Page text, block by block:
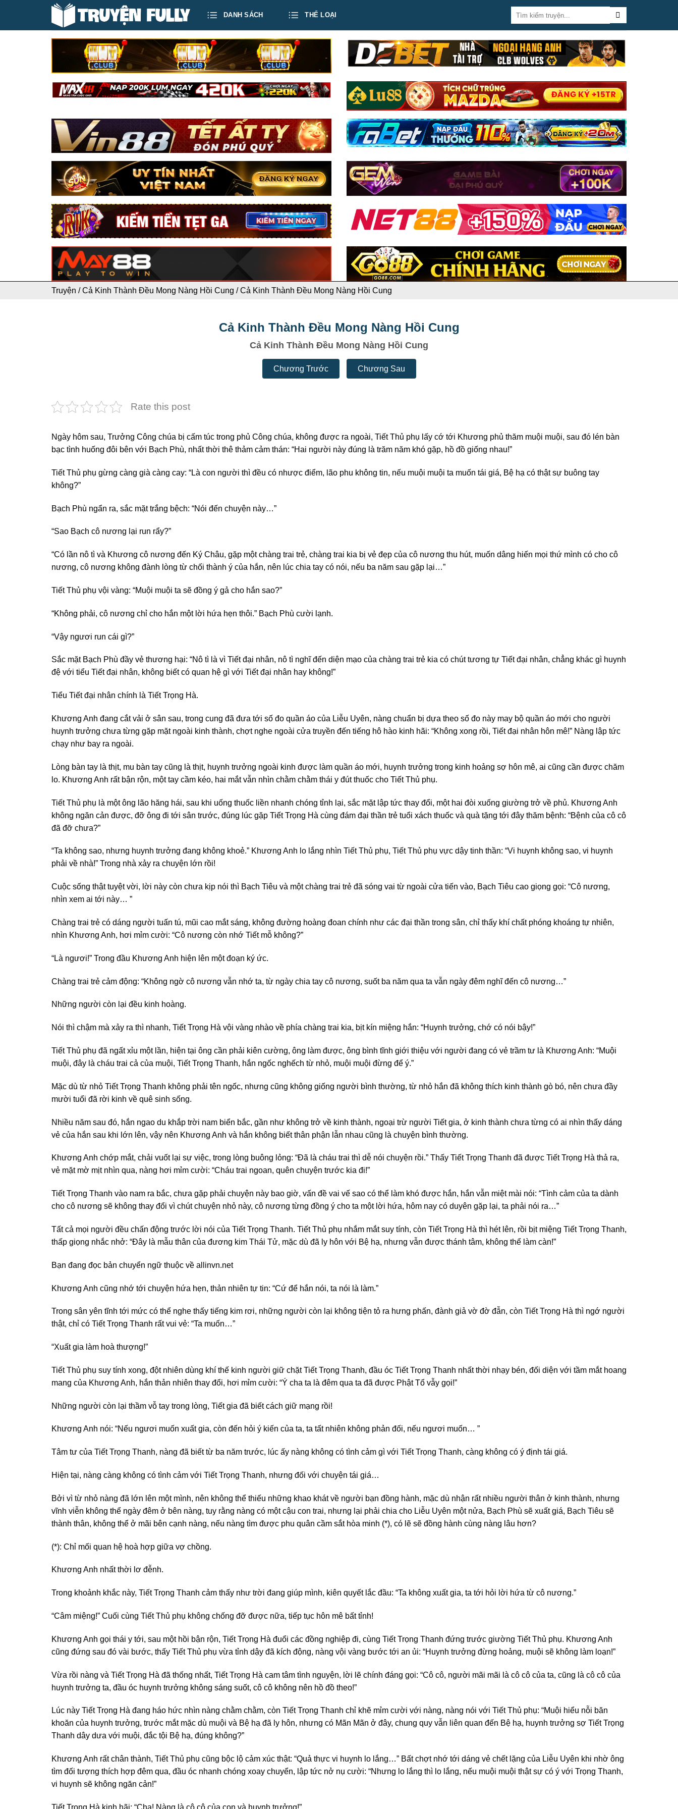
DANH SÁCH THỂ LOẠI
Truyện /Cả Kinh Thành Đều Mong Nàng Hồi Cung /Cả Kinh Thành Đều Mong Nàng Hồi Cung
Cả Kinh Thành Đều Mong Nàng Hồi Cung
Cả Kinh Thành Đều Mong Nàng Hồi Cung
Chương Trước Chương Sau
Rate this post
Ngày hôm sau, Trưởng Công chúa bị cấm túc trong phủ Công chúa, không được ra ngoài, Tiết Thủ phụ lấy cớ tới Khương phủ thăm muội muội, sau đó lén bàn
bạc tình huống đôi bên với Bạch Phù, nhất thời thê thảm cảm thán: “Hai người này đúng là trăm năm khó gặp, hồ đồ giống nhau!”
Tiết Thủ phụ gừng càng già càng cay: “Là con người thì đều có nhược điểm, lão phu không tin, nếu muội muội ta muốn tái giá, Bệ hạ có thật sự buông tay
không?”
Bạch Phù ngẩn ra, sắc mặt trắng bệch: “Nói đến chuyện này…”
“Sao Bạch cô nương lại run rẩy?”
“Có lần nô tì và Khương cô nương đến Ký Châu, gặp một chàng trai trẻ, chàng trai kia bị vẻ đẹp của cô nương thu hút, muốn dâng hiến mọi thứ mình có cho cô
nương, cô nương không đành lòng từ chối thành ý của hắn, nên lúc chia tay có nói, nếu ba năm sau gặp lại…”
Tiết Thủ phụ vội vàng: “Muội muội ta sẽ đồng ý gả cho hắn sao?”
“Không phải, cô nương chỉ cho hắn một lời hứa hẹn thôi.” Bạch Phù cười lạnh.
“Vậy ngươi run cái gì?”
Sắc mặt Bạch Phù đầy vẻ thương hại: “Nô tì là vì Tiết đại nhân, nô tì nghĩ đến diện mạo của chàng trai trẻ kia có chút tương tự Tiết đại nhân, chẳng khác gì huynh
đệ với tiểu Tiết đại nhân, không biết có quan hệ gì với Tiết đại nhân hay không!”
Tiểu Tiết đại nhân chính là Tiết Trọng Hà.
Khương Anh đang cắt vải ở sân sau, trong cung đã đưa tới số đo quần áo của Liễu Uyên, nàng chuẩn bị dựa theo số đo này may bộ quần áo mới cho người
huynh trưởng chưa từng gặp mặt ngoài kinh thành, chợt nghe ngoài cửa truyền đến tiếng hô hào kinh hãi: “Không xong rồi, Tiết đại nhân hôn mê!” Nàng lập tức
chạy như bay ra ngoài.
Lòng bàn tay là thịt, mu bàn tay cũng là thịt, huynh trưởng ngoài kinh được làm quần áo mới, huynh trưởng trong kinh hoảng sợ hôn mê, ai cũng cần được chăm
lo. Khương Anh rất bận rộn, một tay cầm kéo, hai mắt vẫn nhìn chằm chằm thái y đút thuốc cho Tiết Thủ phụ.
Tiết Thủ phụ là một ông lão hăng hái, sau khi uống thuốc liền nhanh chóng tỉnh lại, sắc mặt lập tức thay đổi, một hai đòi xuống giường trở về phủ. Khương Anh
không ngăn cản được, đỡ ông đi tới sân trước, đúng lúc gặp Tiết Trọng Hà cùng đám đại thần trẻ tuổi xách thuốc và quà tặng tới đây thăm bệnh: “Bệnh của cô cô
đã đỡ chưa?”
“Ta không sao, nhưng huynh trưởng đang không khoẻ.” Khương Anh lo lắng nhìn Tiết Thủ phụ, Tiết Thủ phụ vực dậy tinh thần: “Vi huynh không sao, vi huynh
phải về nhà!” Trong nhà xảy ra chuyện lớn rồi!
Cuộc sống thật tuyệt vời, lời này còn chưa kịp nói thì Bạch Tiêu và một chàng trai trẻ đã sóng vai từ ngoài cửa tiến vào, Bạch Tiêu cao giọng gọi: “Cô nương,
nhìn xem ai tới này… ”
Chàng trai trẻ có dáng người tuấn tú, mũi cao mắt sáng, không đường hoàng đoan chính như các đại thần trong sân, chỉ thấy khí chất phóng khoáng tự nhiên,
nhìn Khương Anh, hơi mỉm cười: “Cô nương còn nhớ Tiết mỗ không?”
“Là ngươi!” Trong đầu Khương Anh hiện lên một đoạn ký ức.
Chàng trai trẻ cảm động: “Không ngờ cô nương vẫn nhớ ta, từ ngày chia tay cô nương, suốt ba năm qua ta vẫn ngày đêm nghĩ đến cô nương…”
Những người còn lại đều kinh hoàng.
Nói thì chậm mà xảy ra thì nhanh, Tiết Trọng Hà vội vàng nhào về phía chàng trai kia, bịt kín miệng hắn: “Huynh trưởng, chớ có nói bậy!”
Tiết Thủ phụ đã ngất xỉu một lần, hiện tại ông cần phải kiên cường, ông làm được, ông bình tĩnh giới thiệu với người đang có vẻ trầm tư là Khương Anh: “Muội
muội, đây là cháu trai cả của muội, Tiết Trọng Thanh, hắn ngốc nghếch từ nhỏ, muội muội đừng để ý.”
Mặc dù từ nhỏ Tiết Trọng Thanh không phải tên ngốc, nhưng cũng không giống người bình thường, từ nhỏ hắn đã không thích kinh thành gò bó, nên chưa đầy
mười tuổi đã rời kinh về quê sinh sống.
Nhiều năm sau đó, hắn ngao du khắp trời nam biển bắc, gần như không trở về kinh thành, ngoại trừ người Tiết gia, ở kinh thành chưa từng có ai nhìn thấy dáng
vẻ của hắn sau khi lớn lên, vậy nên Khương Anh và hắn không biết thân phận lẫn nhau cũng là chuyện bình thường.
Khương Anh chớp mắt, chải vuốt lại sự việc, trong lòng buông lỏng: “Đã là cháu trai thì dễ nói chuyện rồi.” Thấy Tiết Trọng Thanh đã được Tiết Trọng Hà thả ra,
vẻ mặt mờ mịt nhìn qua, nàng hơi mỉm cười: “Cháu trai ngoan, quên chuyện trước kia đi!”
Tiết Trọng Thanh vào nam ra bắc, chưa gặp phải chuyện này bao giờ, vấn đề vai vế sao có thể làm khó được hắn, hắn vẫn miệt mài nói: “Tình cảm của ta dành
cho cô nương sẽ không thay đổi vì chút chuyện nhỏ này, cô nương từng đồng ý cho ta một lời hứa, hôm nay có duyên gặp lại, ta phải nói ra…”
Tất cả mọi người đều chấn động trước lời nói của Tiết Trọng Thanh. Tiết Thủ phụ nhắm mắt suy tính, còn Tiết Trọng Hà thì hét lên, rồi bịt miệng Tiết Trọng Thanh,
thấp giọng nhắc nhở: “Đây là mẫu thân của đương kim Thái Tử, mặc dù đã ly hôn với Bệ hạ, nhưng vẫn được thánh tâm, không thể làm càn!”
Bạn đang đọc bản chuyển ngữ thuộc về allinvn.net
Khương Anh cũng nhớ tới chuyện hứa hẹn, thản nhiên tự tin: “Cứ để hắn nói, ta nói là làm.”
Trong sân yên tĩnh tới mức có thể nghe thấy tiếng kim rơi, những người còn lại không tiện tỏ ra hưng phấn, đành giả vờ đờ đẫn, còn Tiết Trọng Hà thì ngớ người
thật, chỉ có Tiết Trọng Thanh rất vui vẻ: “Ta muốn…”
“Xuất gia làm hoà thượng!”
Tiết Thủ phụ suy tính xong, đột nhiên dùng khí thế kinh người giữ chặt Tiết Trọng Thanh, đầu óc Tiết Trọng Thanh nhất thời nhạy bén, đối diện với tầm mắt hoang
mang của Khương Anh, hắn thản nhiên thay đổi, hơi mỉm cười: “Ý cha ta là đêm qua ta đã được Phật Tổ vẫy gọi!”
Những người còn lại thầm vỗ tay trong lòng, Tiết gia đã biết cách giữ mạng rồi!
Khương Anh nói: “Nếu ngươi muốn xuất gia, còn đến hỏi ý kiến của ta, ta tất nhiên không phản đối, nếu ngươi muốn… ”
Tâm tư của Tiết Trọng Thanh, nàng đã biết từ ba năm trước, lúc ấy nàng không có tình cảm gì với Tiết Trọng Thanh, càng không có ý định tái giá.
Hiện tại, nàng càng không có tình cảm với Tiết Trọng Thanh, nhưng đối với chuyện tái giá…
Bởi vì từ nhỏ nàng đã lớn lên một mình, nên không thể thiếu những khao khát về người bạn đồng hành, mặc dù nhận rất nhiều người thân ở kinh thành, nhưng
vĩnh viễn không thể ngày đêm ở bên nàng, tuy rằng nàng có một cậu con trai, nhưng lại phải chia cho Liễu Uyên một nửa, Bạch Phù sẽ xuất giá, Bạch Tiêu sẽ
thành thân, không thể ở mãi bên cạnh nàng, nếu nàng tìm được phu quân cầm sắt hòa minh (*), có lẽ sẽ đồng hành cùng nàng lâu hơn?
(*): Chỉ mối quan hệ hoà hợp giữa vợ chồng.
Khương Anh nhất thời lơ đễnh.
Trong khoảnh khắc này, Tiết Trọng Thanh cảm thấy như trời đang giúp mình, kiên quyết lắc đầu: “Ta không xuất gia, ta tới hỏi lời hứa từ cô nương.”
“Câm miệng!” Cuối cùng Tiết Thủ phụ không chống đỡ được nữa, tiếp tục hôn mê bất tỉnh!
Khương Anh gọi thái y tới, sau một hồi bận rộn, Tiết Trọng Hà đuổi các đồng nghiệp đi, cùng Tiết Trọng Thanh đứng trước giường Tiết Thủ phụ. Khương Anh
cũng đứng sau đó vài bước, thấy Tiết Thủ phụ vừa tỉnh dậy đã kích động, nàng vội vàng bước tới an ủi: “Huynh trưởng đừng hoảng, muội sẽ không làm loạn!”
Vừa rồi nàng và Tiết Trọng Hà đã thống nhất, Tiết Trọng Hà cam tâm tình nguyện, lời lẽ chính đáng gọi: “Cô cô, người mãi mãi là cô cô của ta, cũng là cô cô của
huynh trưởng ta, đầu óc huynh trưởng không sáng suốt, cô cô không nên hồ đồ theo!”
Lúc này Tiết Trọng Hà đang háo hức nhìn nàng chằm chằm, còn Tiết Trọng Thanh chỉ khẽ mỉm cười với nàng, nàng nói với Tiết Thủ phụ: “Muội hiểu nỗi băn
khoăn của huynh trưởng, trước mắt mặc dù muội và Bệ hạ đã ly hôn, nhưng có Mãn Mãn ở đây, chung quy vẫn liên quan đến Bệ hạ, huynh trưởng sợ Tiết Trọng
Thanh dây dưa với muội, đắc tội Bệ hạ, đúng không?”
Khương Anh rất chân thành, Tiết Thủ phụ cũng bộc lộ cảm xúc thật: “Quả thực vi huynh lo lắng…” Bất chợt nhớ tới dáng vẻ chết lặng của Liễu Uyên khi nhờ ông
tìm đối tượng thích hợp đêm qua, đầu óc nhanh chóng xoay chuyển, lập tức nở nụ cười: “Nhưng lo lắng thì lo lắng, nếu muội muội thật sự có ý với Trọng Thanh,
vi huynh sẽ không ngăn cản!”
Tiết Trọng Hà kinh hãi: “Cha! Nàng là cô cô của con và huynh trưởng!”